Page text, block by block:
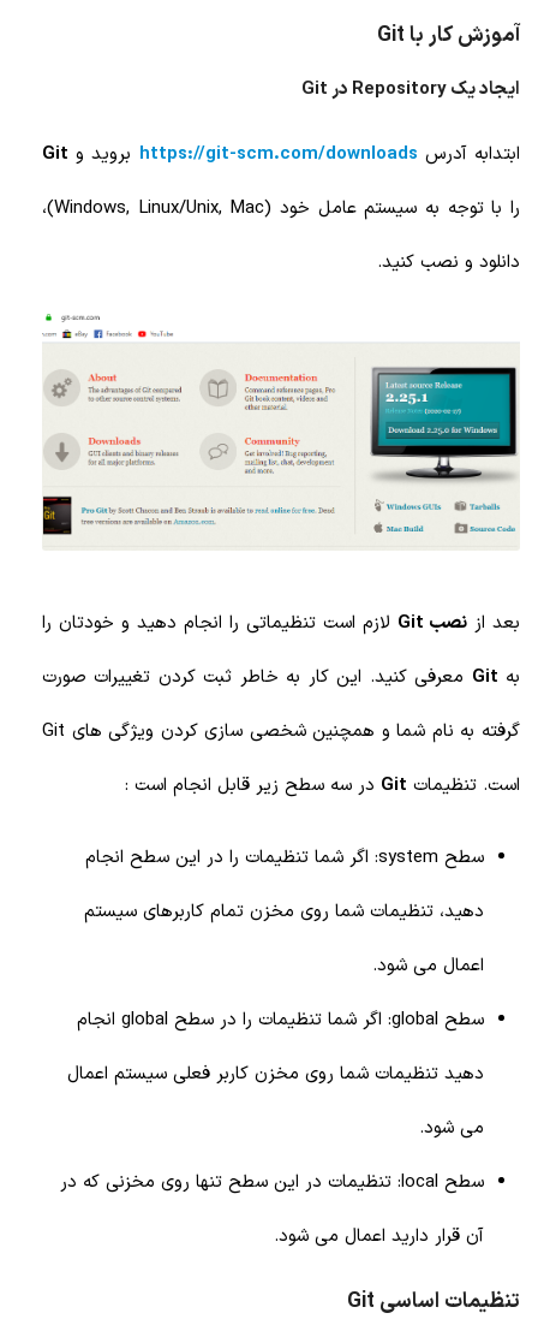
آموزش کار با Git
ایجاد یک Repository در Git
ابتدابه آدرس https://git-scm.com/downloads بروید و Git
را با توجه به سیستم عامل خود (Windows, Linux/Unix, Mac)،
دانلود و نصب کنید.
بعد از نصب Git
لازم است تنظیماتی را انجام دهید و خودتان را
به Git معرفی کنید. این کار به خاطر ثبت کردن تغییرات صورت
گرفته به نام شما و همچنین شخصی سازی کردن ویژگی های Git
است. تنظیمات Git در سه سطح زیر قابل انجام است :
سطح system: اگر شما تنظیمات را در این سطح انجام
دهید، تنظیمات شما روی مخزن تمام کاربرهای سیستم
اعمال می شود.
سطح global: اگر شما تنظیمات را در سطح global انجام
دهید تنظیمات شما روی مخزن کاربر فعلی سیستم اعمال
می شود.
سطح local: تنظیمات در این سطح تنها روی مخزنی که در
آن قرار دارید اعمال می شود.
تنظیمات اساسی Git